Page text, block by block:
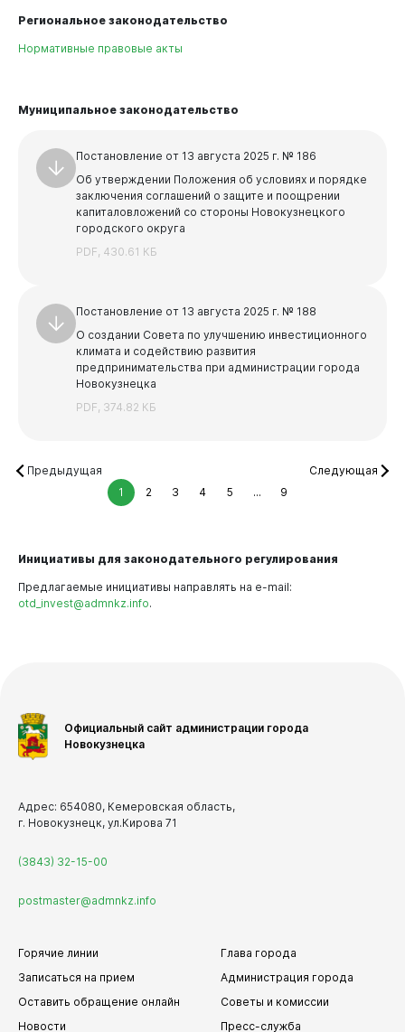
Региональное законодательство
Нормативные правовые акты
Муниципальное законодательство
Постановление от 13 августа 2025 г. № 186
Об утверждении Положения об условиях и порядке
заключения соглашений о защите и поощрении
капиталовложений со стороны Новокузнецкого
городского округа
PDF, 430.61 КБ
Постановление от 13 августа 2025 г. № 188
О создании Совета по улучшению инвестиционного
климата и содействию развития
предпринимательства при администрации города
Новокузнецка
PDF, 374.82 КБ
Предыдущая
1
2 3 4 5 ... 9
Следующая
Инициативы для законодательного регулирования
Предлагаемые инициативы направлять на e-mail:
otd_invest@admnkz.info.
Официальный сайт администрации города
Новокузнецка
Адрес: 654080, Кемеровская область,
г. Новокузнецк, ул.Кирова 71
(3843) 32-15-00
postmaster@admnkz.info
Горячие линии
Записаться на прием
Оставить обращение онлайн
Новости
Глава города
Администрация города
Советы и комиссии
Пресс-служба